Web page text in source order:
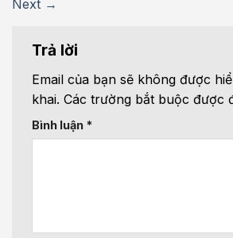
Next →
Trả lời
Email của bạn sẽ không được
khai. Các trường bắt buộc được
Bình luận *